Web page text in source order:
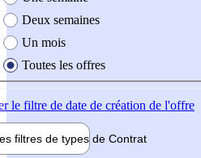
Deux semaines
Un mois
Toutes les offres
le filtre de date de création de l'offre
filtres de types de Contrat